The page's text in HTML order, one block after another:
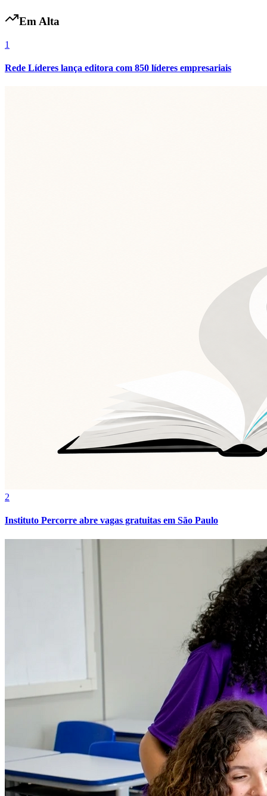
Em Alta
1
Rede Líderes lança editora com 850 líderes empresariais
2
Instituto Percorre abre vagas gratuitas em São Paulo